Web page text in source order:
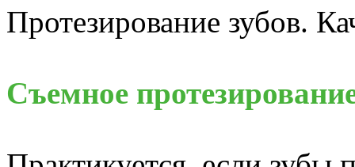
Протезирование зубов.
Съемное